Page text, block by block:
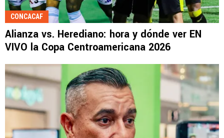
CONCACAF
Alianza vs. Herediano: hora y dónde ver EN
VIVO la Copa Centroamericana 2026